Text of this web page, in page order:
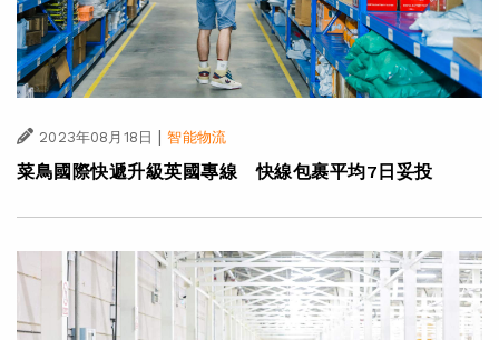
2023年08月18日 | 智能物流
菜鳥國際快遞升級英國專線 快線包裹平均7日妥投